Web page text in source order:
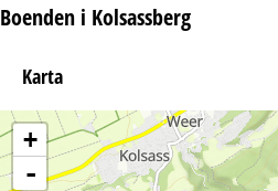
Boenden i Kolsassberg
Karta
+
-